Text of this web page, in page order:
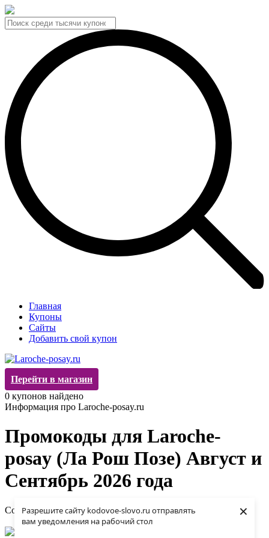
Разрешите сайту kodovoe-slovo.ru отправлять
вам уведомления на рабочий стол
×
Главная
Купоны
Сайты
Добавить свой купон
Перейти в магазин
0 купонов найдено
Информация про Laroche-posay.ru
Промокоды для Laroche-
posay (Ла Рош Позе) Август и
Сентябрь 2026 года
Сортировать по: Популярности Новизне Окончанию
Купоны не найдены